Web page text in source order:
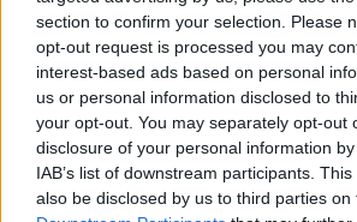
section to confirm your selection. Please
opt-out request is processed you may
interest-based ads based on personal
us or personal information disclosed to
your opt-out. You may separately opt-out
disclosure of your personal information
IAB’s list of downstream participants.
also be disclosed by us to third parties on
4Ελίζαμπεθ Ελέτσι και
πήγαν στον Άγιο Νεκτάριο
πάρουν την ευχή για τον
5Τζο Μπάιντεν: «Ο καρκίνος
είναι πολύ επώδυνο», λέει ο